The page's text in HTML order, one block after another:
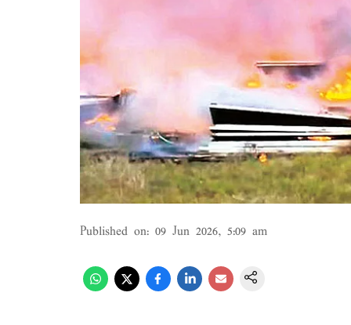
Published on: 09 Jun 2026, 5:09 am